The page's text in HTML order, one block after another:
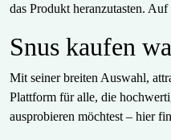
das Produkt heranzutasten.
Snus kaufen
Mit seiner breiten Auswahl,
Plattform für alle, die
ausprobieren möchtest – hier